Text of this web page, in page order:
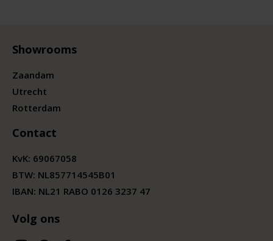
Showrooms
Zaandam
Utrecht
Rotterdam
Contact
KvK: 69067058
BTW: NL857714545B01
IBAN: NL21 RABO 0126 3237 47
Volg ons